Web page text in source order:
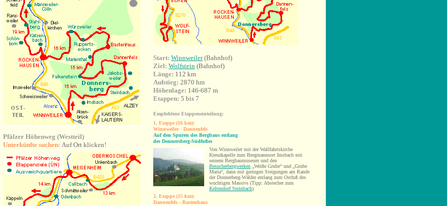
Pfälzer Höhenweg (Westteil)
Unterkünfte suchen: Auf Ort klicken!
Start: Winnweiler(Bahnhof)
Ziel: Wolfstein (Bahnhof)
Länge: 112 km
Aufstieg: 2870 hm
Höhenlage: 146-687 m
Etappen: 5 bis 7
Empfohlene Etappeneinteilung:
1. Etappe (16 km):
Winnweiler - Dannenfels
Auf den Spuren des Bergbaus entlang
des Donnersberg-Südfußes
Von Winnweiler mit der Wallfahrtskirche
Kreuzkapelle zum Bergmannsort Imsbach mit
seinem Bergbaumuseum und den
Besucherbergwerken „Weiße Grube“ und „Grube
Maria“, dann mit geringen Steigungen am Rande
der Donnerberg-Wälder entlang zum Ostfuß des
wuchtigen Massivs (Tipp: Abstecher zum
Keltendorf Steinbach).
2. Etappe (15 km):
Dannenfels - Bastenhaus